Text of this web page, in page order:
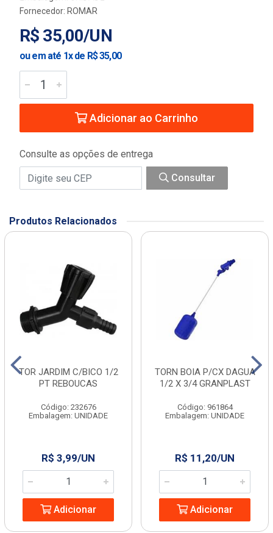
Fornecedor: ROMAR
R$ 35,00/UN
ou em até 1x de R$ 35,00
Adicionar ao Carrinho
Consulte as opções de entrega
Consultar
Produtos Relacionados
TOR JARDIM C/BICO 1/2
PT REBOUCAS
Código: 232676
Embalagem: UNIDADE
R$ 3,99/UN
Adicionar
TORN BOIA P/CX DAGUA
1/2 X 3/4 GRANPLAST
Código: 961864
Embalagem: UNIDADE
R$ 11,20/UN
Adicionar